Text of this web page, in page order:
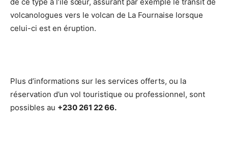
volcanologues vers le volcan de La Fournaise lorsque
celui-ci est en éruption.
Plus d’informations sur les services offerts, ou la
réservation d’un vol touristique ou professionnel, sont
possibles au +230 261 22 66.